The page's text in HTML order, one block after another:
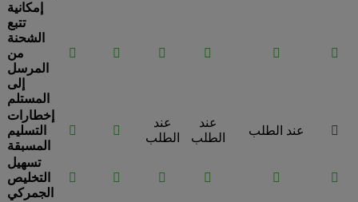
إمكانية
تتبع
الشحنة
من
المرسل
إلى
المستلم
     
إخطارات
التسليم
المسبقة
 
عند
الطلب
عند
الطلب
عند الطلب 
تسهيل
التخليص
الجمركي
     